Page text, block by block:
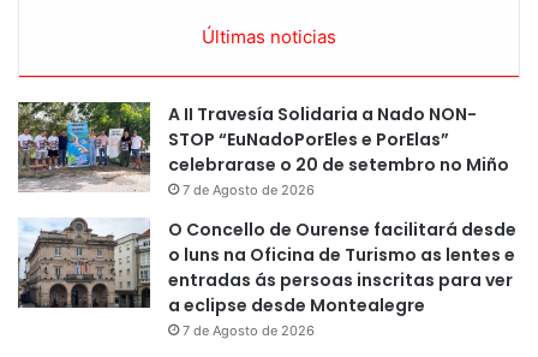
Últimas noticias
A II Travesía Solidaria a Nado NON-
STOP “EuNadoPorEles e PorElas”
celebrarase o 20 de setembro no Miño
7 de Agosto de 2026
O Concello de Ourense facilitará desde
o luns na Oficina de Turismo as lentes e
entradas ás persoas inscritas para ver
a eclipse desde Montealegre
7 de Agosto de 2026